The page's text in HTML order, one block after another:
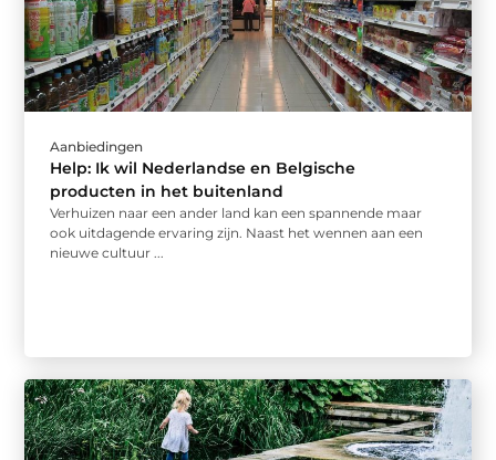
Aanbiedingen
Help: Ik wil Nederlandse en Belgische
producten in het buitenland
Verhuizen naar een ander land kan een spannende maar
ook uitdagende ervaring zijn. Naast het wennen aan een
nieuwe cultuur ...